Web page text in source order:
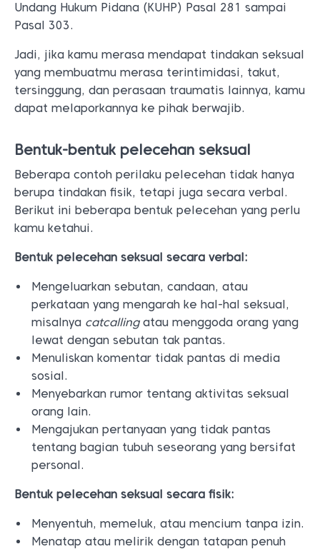
Undang Hukum Pidana (KUHP) Pasal 281 sampai
Pasal 303.
Jadi, jika kamu merasa mendapat tindakan seksual
yang membuatmu merasa terintimidasi, takut,
tersinggung, dan perasaan traumatis lainnya, kamu
dapat melaporkannya ke pihak berwajib.
Bentuk-bentuk pelecehan seksual
Beberapa contoh perilaku pelecehan tidak hanya
berupa tindakan fisik, tetapi juga secara verbal.
Berikut ini beberapa bentuk pelecehan yang perlu
kamu ketahui.
Bentuk pelecehan seksual secara verbal:
Mengeluarkan sebutan, candaan, atau
perkataan yang mengarah ke hal-hal seksual,
misalnya catcallingatau menggoda orang yang
lewat dengan sebutan tak pantas.
Menuliskan komentar tidak pantas di media
sosial.
Menyebarkan rumor tentang aktivitas seksual
orang lain.
Mengajukan pertanyaan yang tidak pantas
tentang bagian tubuh seseorang yang bersifat
personal.
Bentuk pelecehan seksual secara fisik:
Menyentuh, memeluk, atau mencium tanpa izin.
Menatap atau melirik dengan tatapan penuh